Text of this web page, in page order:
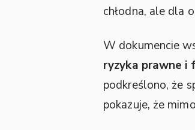
chłodna, ale dla
W dokumencie
ryzyka prawne i
podkreślono, że
pokazuje, że